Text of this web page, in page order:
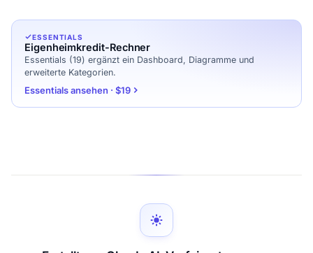
ESSENTIALS
Eigenheimkredit-Rechner
Essentials (19) ergänzt ein Dashboard, Diagramme und
erweiterte Kategorien.
Essentials ansehen · $19